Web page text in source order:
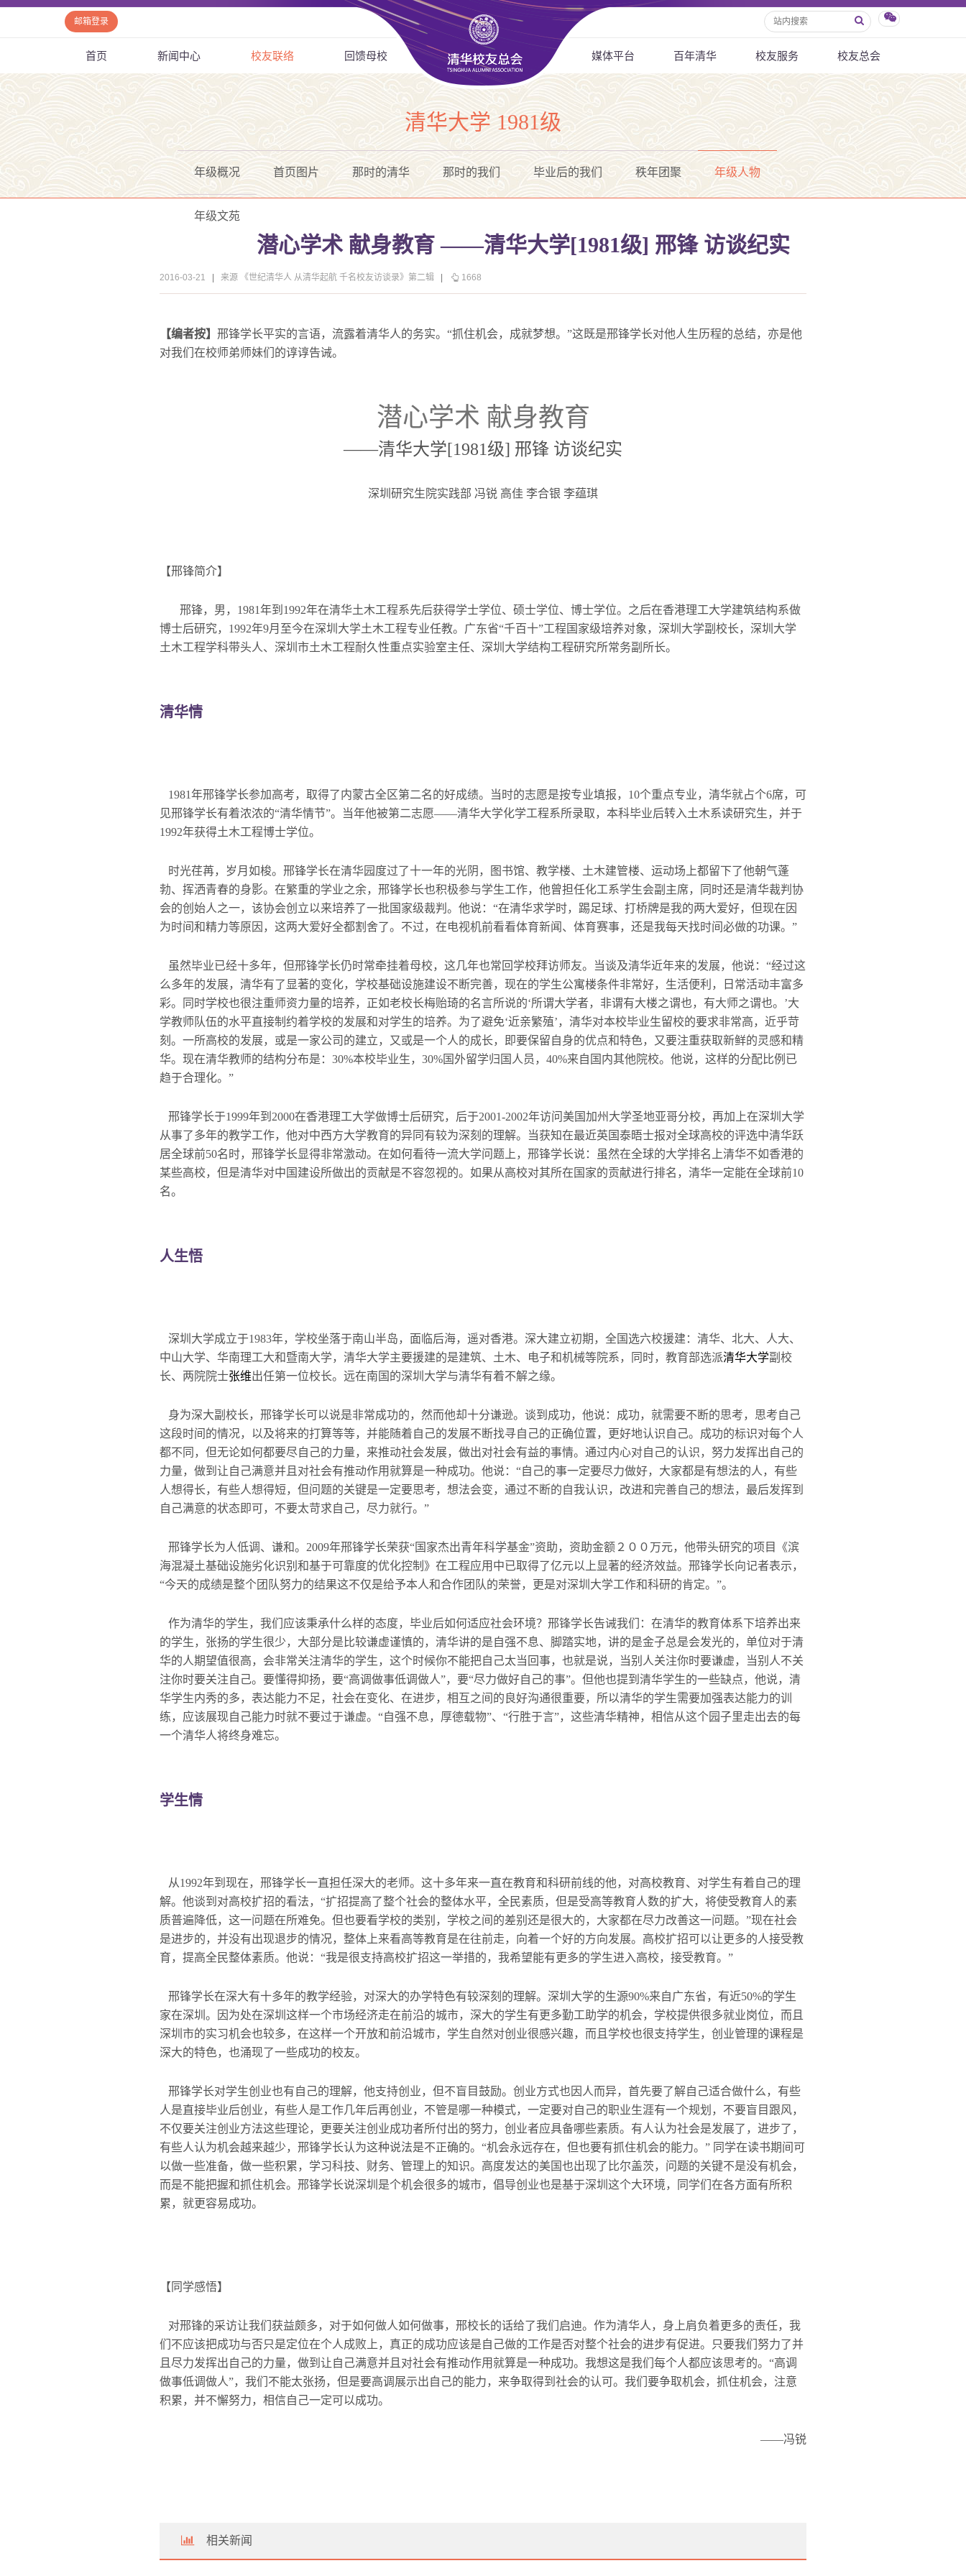
邮箱登录
首页 新闻中心 校友联络 回馈母校 媒体平台 百年清华 校友服务 校友总会
清华大学 1981级
年级概况 首页图片 那时的清华 那时的我们 毕业后的我们 秩年团聚 年级人物
年级文苑
潜心学术 献身教育 ——清华大学[1981级] 邢锋 访谈纪实
2016-03-21 来源 《世纪清华人 从清华起航 千名校友访谈录》第二辑 1668
【编者按】 邢锋学长平实的言语，流露着清华人的务实。“抓住机会，成就梦想。”这既是邢锋学长对他人生历程的总结，亦是他
对我们在校师弟师妹们的谆谆告诫。
潜心学术 献身教育
——清华大学[1981级] 邢锋 访谈纪实
深圳研究生院实践部 冯锐 高佳 李合银 李蕴琪
【邢锋简介】
邢锋，男，1981年到1992年在清华土木工程系先后获得学士学位、硕士学位、博士学位。之后在香港理工大学建筑结构系做
博士后研究，1992年9月至今在深圳大学土木工程专业任教。广东省“千百十”工程国家级培养对象，深圳大学副校长，深圳大学
土木工程学科带头人、深圳市土木工程耐久性重点实验室主任、深圳大学结构工程研究所常务副所长。
清华情
1981年邢锋学长参加高考，取得了内蒙古全区第二名的好成绩。当时的志愿是按专业填报，10个重点专业，清华就占个6席，可
见邢锋学长有着浓浓的“清华情节”。当年他被第二志愿——清华大学化学工程系所录取，本科毕业后转入土木系读研究生，并于
1992年获得土木工程博士学位。
时光荏苒，岁月如梭。邢锋学长在清华园度过了十一年的光阴，图书馆、教学楼、土木建管楼、运动场上都留下了他朝气蓬
勃、挥洒青春的身影。在繁重的学业之余，邢锋学长也积极参与学生工作，他曾担任化工系学生会副主席，同时还是清华裁判协
会的创始人之一，该协会创立以来培养了一批国家级裁判。他说：“在清华求学时，踢足球、打桥牌是我的两大爱好，但现在因
为时间和精力等原因，这两大爱好全都割舍了。不过，在电视机前看看体育新闻、体育赛事，还是我每天找时间必做的功课。”
虽然毕业已经十多年，但邢锋学长仍时常牵挂着母校，这几年也常回学校拜访师友。当谈及清华近年来的发展，他说：“经过这
么多年的发展，清华有了显著的变化，学校基础设施建设不断完善，现在的学生公寓楼条件非常好，生活便利，日常活动丰富多
彩。同时学校也很注重师资力量的培养，正如老校长梅贻琦的名言所说的‘所谓大学者，非谓有大楼之谓也，有大师之谓也。’大
学教师队伍的水平直接制约着学校的发展和对学生的培养。为了避免‘近亲繁殖’，清华对本校毕业生留校的要求非常高，近乎苛
刻。一所高校的发展，或是一家公司的建立，又或是一个人的成长，即要保留自身的优点和特色，又要注重获取新鲜的灵感和精
华。现在清华教师的结构分布是：30%本校毕业生，30%国外留学归国人员，40%来自国内其他院校。他说，这样的分配比例已
趋于合理化。”
邢锋学长于1999年到2000在香港理工大学做博士后研究，后于2001-2002年访问美国加州大学圣地亚哥分校，再加上在深圳大学
从事了多年的教学工作，他对中西方大学教育的异同有较为深刻的理解。当获知在最近英国泰晤士报对全球高校的评选中清华跃
居全球前50名时，邢锋学长显得非常激动。在如何看待一流大学问题上，邢锋学长说：虽然在全球的大学排名上清华不如香港的
某些高校，但是清华对中国建设所做出的贡献是不容忽视的。如果从高校对其所在国家的贡献进行排名，清华一定能在全球前10
名。
人生悟
深圳大学成立于1983年，学校坐落于南山半岛，面临后海，遥对香港。深大建立初期，全国选六校援建：清华、北大、人大、
中山大学、华南理工大和暨南大学，清华大学主要援建的是建筑、土木、电子和机械等院系，同时，教育部选派清华大学副校
长、两院院士张维出任第一位校长。远在南国的深圳大学与清华有着不解之缘。
身为深大副校长，邢锋学长可以说是非常成功的，然而他却十分谦逊。谈到成功，他说：成功，就需要不断的思考，思考自己
这段时间的情况，以及将来的打算等等，并能随着自己的发展不断找寻自己的正确位置，更好地认识自己。成功的标识对每个人
都不同，但无论如何都要尽自己的力量，来推动社会发展，做出对社会有益的事情。通过内心对自己的认识，努力发挥出自己的
力量，做到让自己满意并且对社会有推动作用就算是一种成功。他说：“自己的事一定要尽力做好，大家都是有想法的人，有些
人想得长，有些人想得短，但问题的关键是一定要思考，想法会变，通过不断的自我认识，改进和完善自己的想法，最后发挥到
自己满意的状态即可，不要太苛求自己，尽力就行。”
邢锋学长为人低调、谦和。2009年邢锋学长荣获“国家杰出青年科学基金”资助，资助金额２００万元，他带头研究的项目《滨
海混凝土基础设施劣化识别和基于可靠度的优化控制》在工程应用中已取得了亿元以上显著的经济效益。邢锋学长向记者表示，
“今天的成绩是整个团队努力的结果这不仅是给予本人和合作团队的荣誉，更是对深圳大学工作和科研的肯定。”。
作为清华的学生，我们应该秉承什么样的态度，毕业后如何适应社会环境？邢锋学长告诫我们：在清华的教育体系下培养出来
的学生，张扬的学生很少，大部分是比较谦虚谨慎的，清华讲的是自强不息、脚踏实地，讲的是金子总是会发光的，单位对于清
华的人期望值很高，会非常关注清华的学生，这个时候你不能把自己太当回事，也就是说，当别人关注你时要谦虚，当别人不关
注你时要关注自己。要懂得抑扬，要“高调做事低调做人”，要“尽力做好自己的事”。但他也提到清华学生的一些缺点，他说，清
华学生内秀的多，表达能力不足，社会在变化、在进步，相互之间的良好沟通很重要，所以清华的学生需要加强表达能力的训
练，应该展现自己能力时就不要过于谦虚。“自强不息，厚德载物”、“行胜于言”，这些清华精神，相信从这个园子里走出去的每
一个清华人将终身难忘。
学生情
从1992年到现在，邢锋学长一直担任深大的老师。这十多年来一直在教育和科研前线的他，对高校教育、对学生有着自己的理
解。他谈到对高校扩招的看法，“扩招提高了整个社会的整体水平，全民素质，但是受高等教育人数的扩大，将使受教育人的素
质普遍降低，这一问题在所难免。但也要看学校的类别，学校之间的差别还是很大的，大家都在尽力改善这一问题。”现在社会
是进步的，并没有出现退步的情况，整体上来看高等教育是在往前走，向着一个好的方向发展。高校扩招可以让更多的人接受教
育，提高全民整体素质。他说：“我是很支持高校扩招这一举措的，我希望能有更多的学生进入高校，接受教育。”
邢锋学长在深大有十多年的教学经验，对深大的办学特色有较深刻的理解。深圳大学的生源90%来自广东省，有近50%的学生
家在深圳。因为处在深圳这样一个市场经济走在前沿的城市，深大的学生有更多勤工助学的机会，学校提供很多就业岗位，而且
深圳市的实习机会也较多，在这样一个开放和前沿城市，学生自然对创业很感兴趣，而且学校也很支持学生，创业管理的课程是
深大的特色，也涌现了一些成功的校友。
邢锋学长对学生创业也有自己的理解，他支持创业，但不盲目鼓励。创业方式也因人而异，首先要了解自己适合做什么，有些
人是直接毕业后创业，有些人是工作几年后再创业，不管是哪一种模式，一定要对自己的职业生涯有一个规划，不要盲目跟风，
不仅要关注创业方法这些理论，更要关注创业成功者所付出的努力，创业者应具备哪些素质。有人认为社会是发展了，进步了，
有些人认为机会越来越少，邢锋学长认为这种说法是不正确的。“机会永远存在，但也要有抓住机会的能力。” 同学在读书期间可
以做一些准备，做一些积累，学习科技、财务、管理上的知识。高度发达的美国也出现了比尔盖茨，问题的关键不是没有机会，
而是不能把握和抓住机会。邢锋学长说深圳是个机会很多的城市，倡导创业也是基于深圳这个大环境，同学们在各方面有所积
累，就更容易成功。
【同学感悟】
对邢锋的采访让我们获益颇多，对于如何做人如何做事，邢校长的话给了我们启迪。作为清华人，身上肩负着更多的责任，我
们不应该把成功与否只是定位在个人成败上，真正的成功应该是自己做的工作是否对整个社会的进步有促进。只要我们努力了并
且尽力发挥出自己的力量，做到让自己满意并且对社会有推动作用就算是一种成功。我想这是我们每个人都应该思考的。“高调
做事低调做人”，我们不能太张扬，但是要高调展示出自己的能力，来争取得到社会的认可。我们要争取机会，抓住机会，注意
积累，并不懈努力，相信自己一定可以成功。
——冯锐
相关新闻